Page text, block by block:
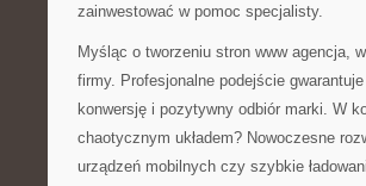
zainwestować w pomoc specjalisty.
Myśląc o tworzeniu stron www agencja,
firmy. Profesjonalne podejście
konwersję i pozytywny odbiór marki. W
chaotycznym układem? Nowoczesne
urządzeń mobilnych czy szybkie